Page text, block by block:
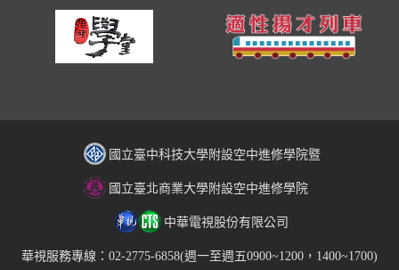
國立臺中科技大學附設空中進修學院暨
國立臺北商業大學附設空中進修學院
中華電視股份有限公司
華視服務專線：02-2775-6858(週一至週五0900~1200，1400~1700)